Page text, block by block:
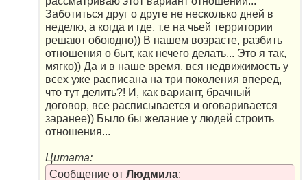
Заботиться друг о друге не несколько дней в
неделю, а когда и где, т.е на чьей территории
решают обоюдно)) В нашем возрасте, разбить
отношения о быт, как нечего делать... Это я так,
мягко)) Да и в наше время, вся недвижимость у
всех уже расписана на три поколения вперед,
что тут делить?! И, как вариант, брачный
договор, все расписывается и оговаривается
заранее)) Было бы желание у людей строить
отношения...
Цитата:
Сообщение от Людмила: